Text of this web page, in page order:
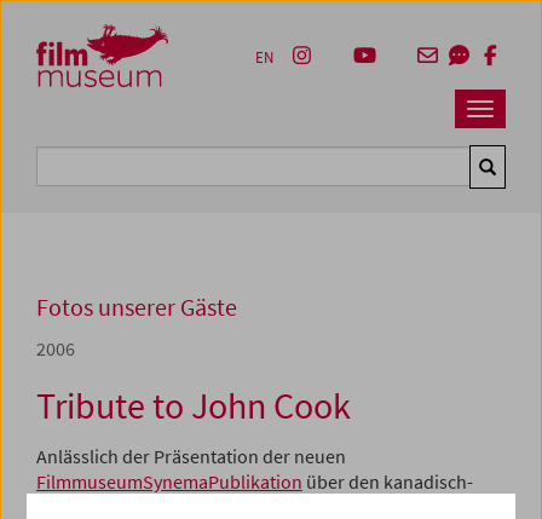
Zum Inhalt
Zum Hauptmenü
Zur Servicenavigation
Zum Suche
Navbar
EN
Fotos unserer Gäste
2006
Tribute to John Cook
Anlässlich der Präsentation der neuen
FilmmuseumSynemaPublikation über den kanadisch-